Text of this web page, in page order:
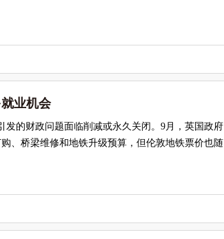
业机会
发的财政问题面临削减或永久关闭。9月，英国政府
、桥梁维修和地铁升级预算，但伦敦地铁票价也随